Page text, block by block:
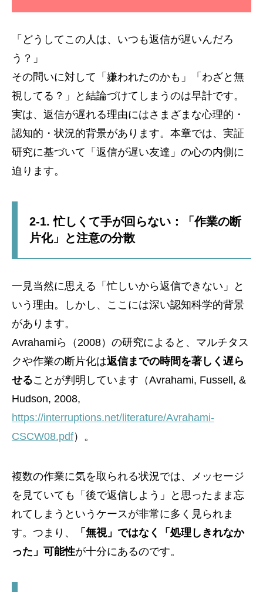
「どうしてこの人は、いつも返信が遅いんだろ
う？」
その問いに対して「嫌われたのかも」「わざと無
視してる？」と結論づけてしまうのは早計です。
実は、返信が遅れる理由にはさまざまな心理的・
認知的・状況的背景があります。本章では、実証
研究に基づいて「返信が遅い友達」の心の内側に
迫ります。
2-1. 忙しくて手が回らない：「作業の断
片化」と注意の分散
一見当然に思える「忙しいから返信できない」と
いう理由。しかし、ここには深い認知科学的背景
があります。
Avrahamiら（2008）の研究によると、マルチタス
クや作業の断片化は返信までの時間を著しく遅ら
せることが判明しています（Avrahami, Fussell, &
Hudson, 2008,
https://interruptions.net/literature/Avrahami-
CSCW08.pdf）。
複数の作業に気を取られる状況では、メッセージ
を見ていても「後で返信しよう」と思ったまま忘
れてしまうというケースが非常に多く見られま
す。つまり、
「無視」ではなく「処理しきれなか
った」可能性が十分にあるのです。